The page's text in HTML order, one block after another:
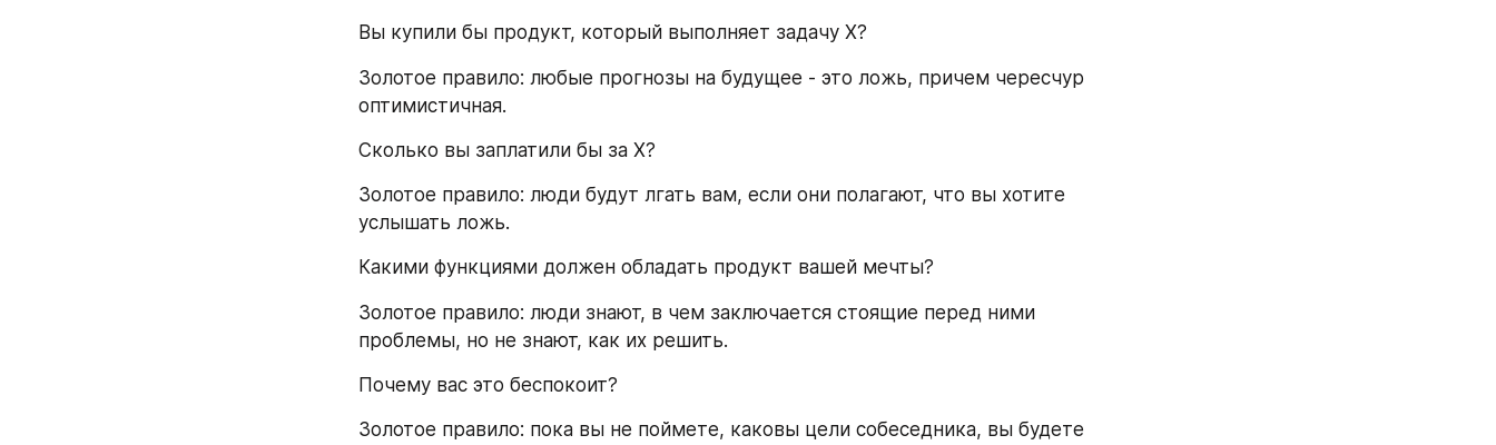
Вы купили бы продукт, который выполняет задачу Х?
Золотое правило: любые прогнозы на будущее - это ложь, причем чересчур
оптимистичная.
Сколько вы заплатили бы за Х?
Золотое правило: люди будут лгать вам, если они полагают, что вы хотите
услышать ложь.
Какими функциями должен обладать продукт вашей мечты?
Золотое правило: люди знают, в чем заключается стоящие перед ними
проблемы, но не знают, как их решить.
Почему вас это беспокоит?
Золотое правило: пока вы не поймете, каковы цели собеседника, вы будете